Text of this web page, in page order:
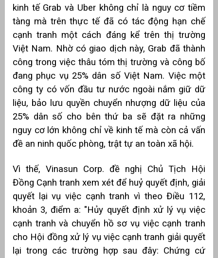
kinh tế Grab và Uber không chỉ là nguy cơ tiềm
tàng mà trên thực tế đã có tác động hạn chế
cạnh tranh một cách đáng kể trên thị trường
Việt Nam. Nhờ có giao dịch này, Grab đã thành
công trong việc thâu tóm thị trường và công bố
đang phục vụ 25% dân số Việt Nam. Việc một
công ty có vốn đầu tư nước ngoài nắm giữ dữ
liệu, bảo lưu quyền chuyển nhượng dữ liệu của
25% dân số cho bên thứ ba sẽ đặt ra những
nguy cơ lớn không chỉ về kinh tế mà còn cả vấn
đề an ninh quốc phòng, trật tự an toàn xã hội.
Vì thế, Vinasun Corp. đề nghị Chủ Tịch Hội
Đồng Cạnh tranh xem xét để huỷ quyết định, giải
quyết lại vụ việc cạnh tranh vì theo Điều 112,
khoản 3, điểm a: "Hủy quyết định xử lý vụ việc
cạnh tranh và chuyển hồ sơ vụ việc cạnh tranh
cho Hội đồng xử lý vụ việc cạnh tranh giải quyết
lại trong các trường hợp sau đây: Chứng cứ